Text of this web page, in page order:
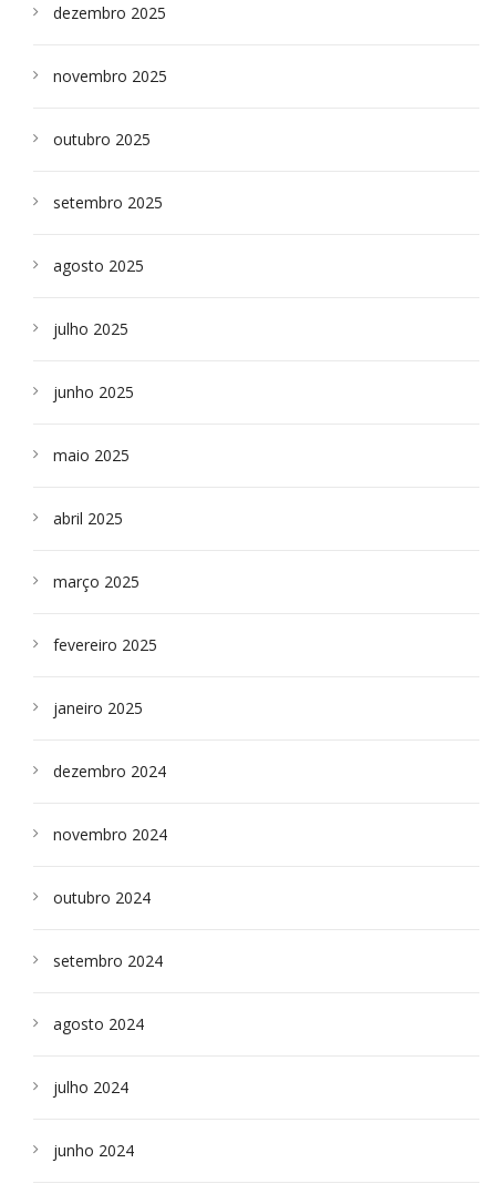
dezembro 2025
novembro 2025
outubro 2025
setembro 2025
agosto 2025
julho 2025
junho 2025
maio 2025
abril 2025
março 2025
fevereiro 2025
janeiro 2025
dezembro 2024
novembro 2024
outubro 2024
setembro 2024
agosto 2024
julho 2024
junho 2024